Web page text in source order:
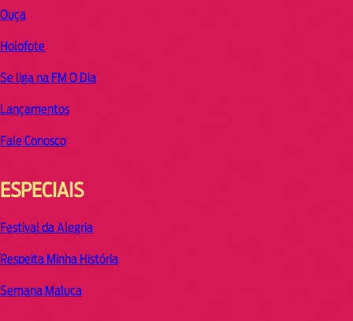
Ouça
Holofote
Se liga na FM O Dia
Lançamentos
Fale Conosco
ESPECIAIS
Festival da Alegria
Respeita Minha História
Semana Maluca